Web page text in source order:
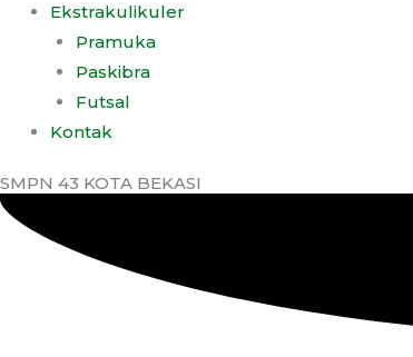
Ekstrakulikuler
Pramuka
Paskibra
Futsal
Kontak
SMPN 43 KOTA BEKASI